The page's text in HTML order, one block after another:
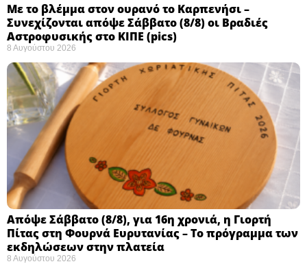
Με το βλέμμα στον ουρανό το Καρπενήσι –
Συνεχίζονται απόψε Σάββατο (8/8) οι Βραδιές
Αστροφυσικής στο ΚΙΠΕ (pics)
8 Αυγούστου 2026
Απόψε Σάββατο (8/8), για 16η χρονιά, η Γιορτή
Πίτας στη Φουρνά Ευρυτανίας – Το πρόγραμμα των
εκδηλώσεων στην πλατεία
8 Αυγούστου 2026